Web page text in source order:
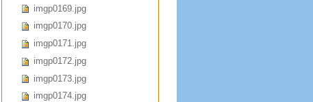
imgp0169.jpg
imgp0170.jpg
imgp0171.jpg
imgp0172.jpg
imgp0173.jpg
imgp0174.jpg